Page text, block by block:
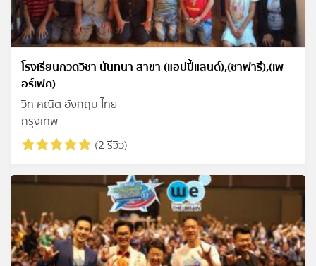
โรงเรียนกวดวิชา นันทนา สาขา (แฮปปี้แลนด์),(ซาฟารี),(เพ
อร์เฟค)
วิท คณิต อังกฤษ ไทย
กรุงเทพ
(2 รีวิว)